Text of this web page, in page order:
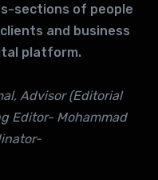
sections of people
and business
platform.
Advisor (Editorial
Editor- Mohammad